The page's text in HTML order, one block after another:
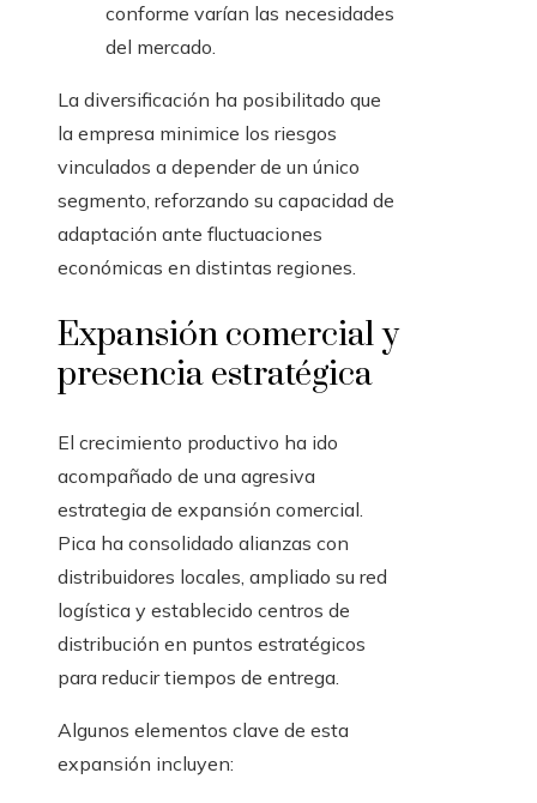
conforme varían las necesidades
del mercado.
La diversificación ha posibilitado que
la empresa minimice los riesgos
vinculados a depender de un único
segmento, reforzando su capacidad de
adaptación ante fluctuaciones
económicas en distintas regiones.
Expansión comercial y
presencia estratégica
El crecimiento productivo ha ido
acompañado de una agresiva
estrategia de expansión comercial.
Pica ha consolidado alianzas con
distribuidores locales, ampliado su red
logística y establecido centros de
distribución en puntos estratégicos
para reducir tiempos de entrega.
Algunos elementos clave de esta
expansión incluyen: